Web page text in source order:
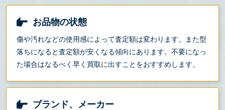
お品物の状態
傷や汚れなどの使用感によって査定額は変わります。また型
落ちになると査定額が安くなる傾向にあります。不要になっ
た場合はなるべく早く買取に出すことをおすすめします。
ブランド、メーカー